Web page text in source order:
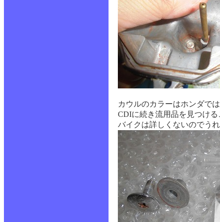
カウルのカラーはホンダで
CDIに続き流用品を見つけ
バイクは詳しくないのでう